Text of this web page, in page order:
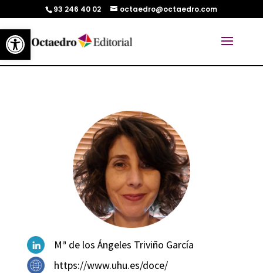
Abrir barra de herramientas
93 246 40 02 octaedro@octaedro.com
Mª de los Ángeles Triviño García
https://www.uhu.es/doce/